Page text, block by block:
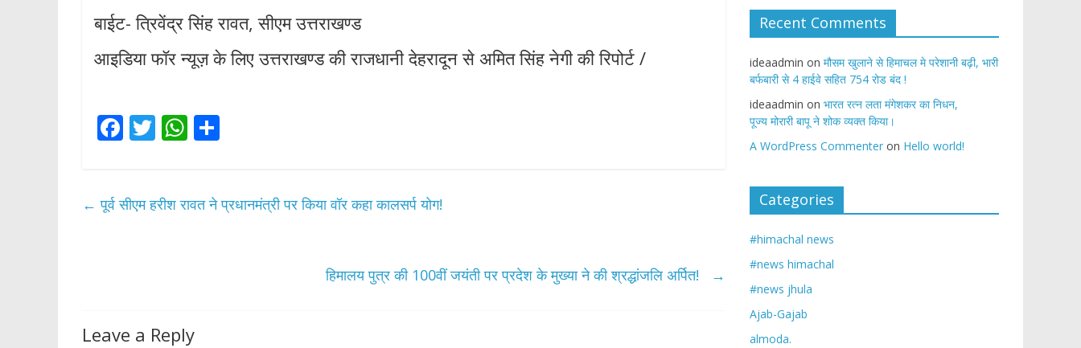
बाईट- त्रिवेंद्र सिंह रावत, सीएम उत्तराखण्ड
आइडिया फॉर न्यूज़ के लिए उत्तराखण्ड की राजधानी देहरादून से अमित सिंह नेगी की रिपोर्ट /
F
b
T
er
W
s e
← पूर्व सीएम हरीश रावत ने प्रधानमंत्री पर किया वॉर कहा कालसर्प योग!
हिमालय पुत्र की 100वीं जयंती पर प्रदेश के मुख्या ने की श्रद्धांजलि अर्पित! →
Leave a Reply
Recent Comments
ideaadmin on मौसम खुलाने से हिमाचल मे परेशानी बढ़ी, भारी
बर्फबारी से 4 हाईवे सहित 754 रोड बंद !
ideaadmin on भारत रत्न लता मंगेशकर का निधन,
पूज्य मोरारी बापू ने शोक व्यक्त किया।
A WordPress Commenter on Hello world!
Categories
#himachal news
#news himachal
#news jhula
Ajab-Gajab
almoda.